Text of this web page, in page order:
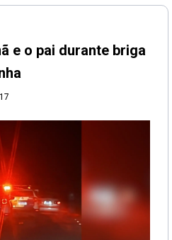
e o pai durante briga